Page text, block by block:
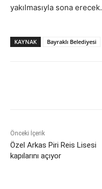
yakılmasıyla sona erecek.
KAYNAK Bayraklı Belediyesi
Önceki İçerik
Özel Arkas Piri Reis Lisesi
kapılarını açıyor